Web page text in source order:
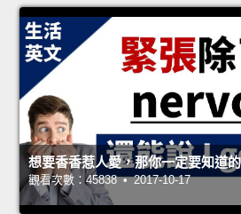
想要香香惹人愛，那你一定要知道
觀看次數：45838 • 2017-10-17